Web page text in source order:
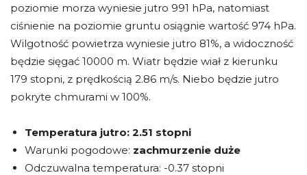
poziomie morza wyniesie jutro 991 hPa, natomiast
ciśnienie na poziomie gruntu osiągnie wartość 974 hPa.
Wilgotność powietrza wyniesie jutro 81%, a widoczność
będzie sięgać 10000 m. Wiatr będzie wiał z kierunku
179 stopni, z prędkością 2.86 m/s. Niebo będzie jutro
pokryte chmurami w 100%.
Temperatura jutro: 2.51 stopni
Warunki pogodowe: zachmurzenie duże
Odczuwalna temperatura: -0.37 stopni